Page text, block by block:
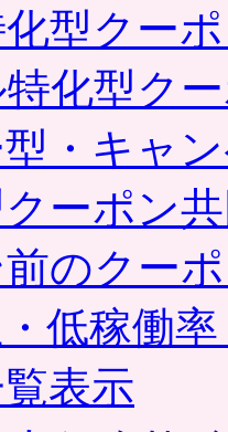
型クー
化型ク
・キャ
ーポン
のクー
低稼働
表示